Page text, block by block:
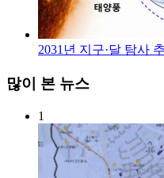
2031년 지구·달 탐사
많이 본 뉴스
1